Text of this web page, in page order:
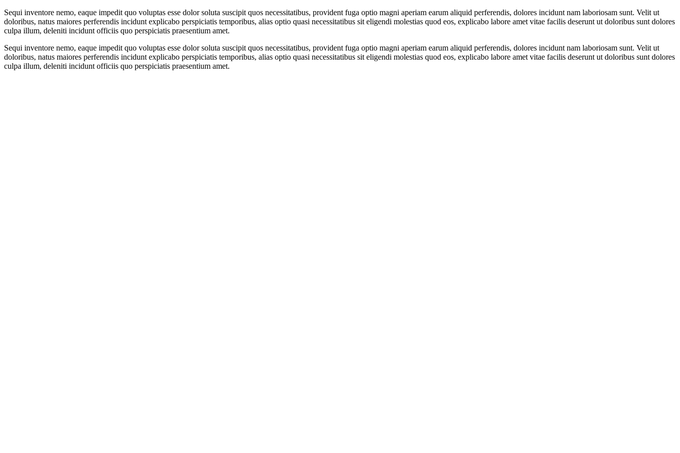
Sequi inventore nemo, eaque impedit quo voluptas esse dolor soluta suscipit quos necessitatibus, provident fuga optio magni aperiam earum aliquid perferendis, dolores incidunt nam laboriosam sunt. Velit ut
doloribus, natus maiores perferendis incidunt explicabo perspiciatis temporibus, alias optio quasi necessitatibus sit eligendi molestias quod eos, explicabo labore amet vitae facilis deserunt ut doloribus sunt dolores
culpa illum, deleniti incidunt officiis quo perspiciatis praesentium amet.
Sequi inventore nemo, eaque impedit quo voluptas esse dolor soluta suscipit quos necessitatibus, provident fuga optio magni aperiam earum aliquid perferendis, dolores incidunt nam laboriosam sunt. Velit ut
doloribus, natus maiores perferendis incidunt explicabo perspiciatis temporibus, alias optio quasi necessitatibus sit eligendi molestias quod eos, explicabo labore amet vitae facilis deserunt ut doloribus sunt dolores
culpa illum, deleniti incidunt officiis quo perspiciatis praesentium amet.